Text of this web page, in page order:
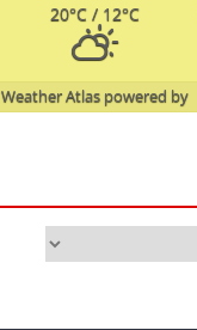
20°C / 12°C
powered by
Weather Atlas